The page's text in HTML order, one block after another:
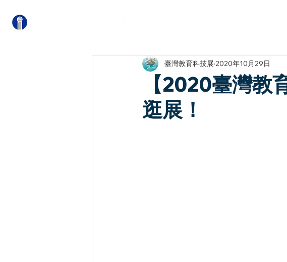
【2020臺灣教
逛展！
臺灣教育科技展 2020年10月29日